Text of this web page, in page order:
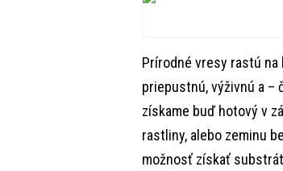
Prírodné vresy rastú
priepustnú, výživnú a –
získame buď hotový v
rastliny, alebo zeminu
možnosť získať